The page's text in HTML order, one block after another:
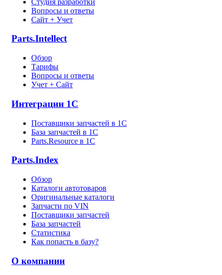
Вопросы и ответы
Сайт + Учет
Parts.Intellect
Обзор
Тарифы
Вопросы и ответы
Учет + Сайт
Интеграции 1С
Поставщики запчастей в 1C
База запчастей в 1С
Parts.Resource в 1C
Parts.Index
Обзор
Каталоги автотоваров
Оригинальные каталоги
Запчасти по VIN
Поставщики запчастей
База запчастей
Статистика
Как попасть в базу?
О компании